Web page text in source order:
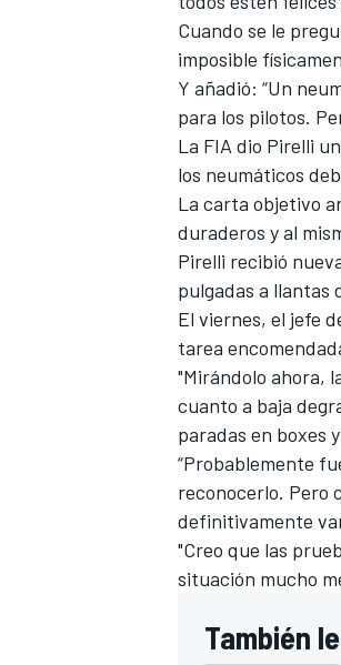
WRC
Cuando se le
imposible
Y añadió: “Un
para los pilotos.
La FIA dio Pirelli
los neumáticos
La carta objetivo
duraderos y al
Pirelli recibió
pulgadas a llantas
El viernes, el jefe
tarea
"Mirándolo ahora,
cuanto a baja
paradas en boxes
“Probablemente
reconocerlo. Pero
definitivamente
"Creo que las
situación mucho
También